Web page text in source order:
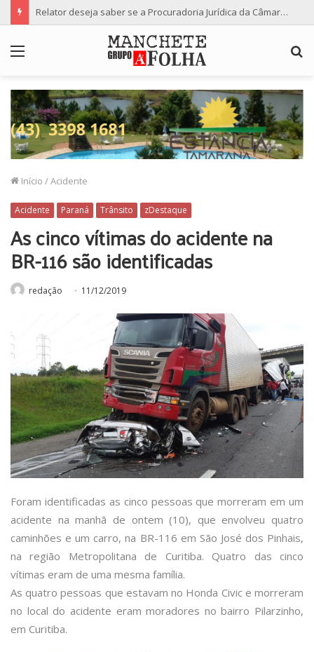
Relator deseja saber se a Procuradoria Jurídica da Câmara de Maringá deu orientação institucional ao denunciante
Início /Acidente
Acidente Paraná Trânsito zDestaque
As cinco vítimas do acidente na
BR-116 são identificadas
redação 11/12/2019
Foram identificadas as cinco pessoas que morreram em um
acidente na manhã de ontem (10), que envolveu quatro
caminhões e um carro, na BR-116 em São José dos Pinhais,
na região Metropolitana de Curitiba. Quatro das cinco
vítimas eram de uma mesma família.
As quatro pessoas que estavam no Honda Civic e morreram
no local do acidente eram moradores no bairro Pilarzinho,
em Curitiba.